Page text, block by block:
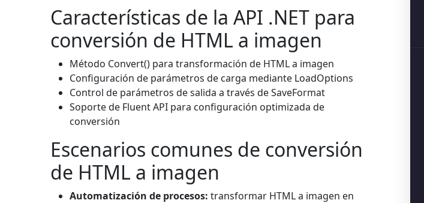
Características de la API .NET para
conversión de HTML a imagen
Método Convert() para transformación de HTML a imagen
Configuración de parámetros de carga mediante LoadOptions
Control de parámetros de salida a través deSaveFormat
Soporte de Fluent API para configuración optimizada de
conversión
Escenarios comunes de conversión
de HTML a imagen
Automatización de procesos: transformar HTML a imagen en